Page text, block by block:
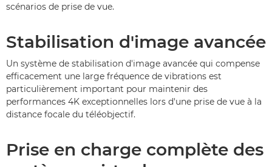
scénarios de prise de vue.
Stabilisation d'image avancée
Un système de stabilisation d'image avancée qui compense
efficacement une large fréquence de vibrations est
particulièrement important pour maintenir des
performances 4K exceptionnelles lors d'une prise de vue à la
distance focale du téléobjectif.
Prise en charge complète des